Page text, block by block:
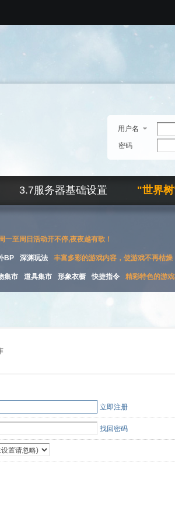
用户名
密码
3.7服务器基础设置 "世界
一至周日活动开不停,夜夜越有歌！
BP 深渊玩法 丰富多彩的游戏内容，使游戏不再枯燥
集市 道具集市 形象衣橱 快捷指令 精彩特色的游
立即注册
找回密码